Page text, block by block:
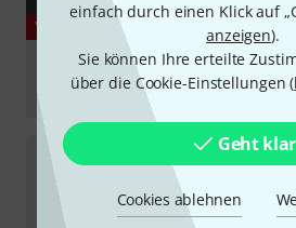
einfach durch einen Klick auf
anzeigen).
Sie können Ihre erteilte
über die Cookie-Einstellungen (
Geht klar
Cookies ablehnen
YOUTUBE
Review - EZX Dream Pop
Drummer 2 By Toontrack
abspielen